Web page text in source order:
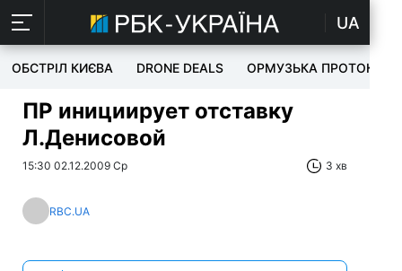
UA
ОБСТРІЛ КИЄВА DRONE DEALS ОРМУЗЬКА ПРОТОКА
ПР инициирует отставку
Л.Денисовой
15:30 02.12.2009 Ср 3 хв
RBC.UA